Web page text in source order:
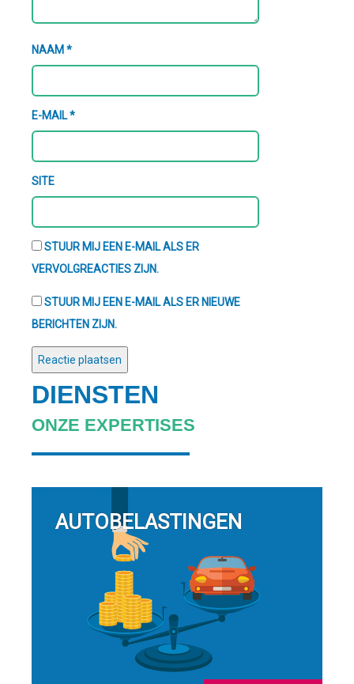
NAAM *
E-MAIL*
SITE
STUUR MIJ EEN E-MAIL ALS ER
VERVOLGREACTIES ZIJN.
STUUR MIJ EEN E-MAIL ALS ER NIEUWE
BERICHTEN ZIJN.
DIENSTEN
ONZE EXPERTISES
AUTOBELASTINGEN